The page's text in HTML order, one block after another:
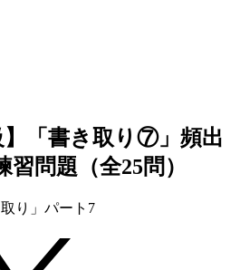
】「書き取り⑦」頻出
問題（全25問）